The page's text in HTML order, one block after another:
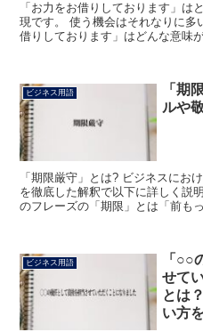
「お力をお借りしております」は
現です。 使う機会はそれなりに多
借りしております」はどんな意味
ビジネス用語
「期
ルや
「期限厳守」とは? ビジネスにお
を徹底した解釈で以下に詳しく説
のフレーズの「期限」とは「前も
ビジネス用語
「○○
せて
とは
い方